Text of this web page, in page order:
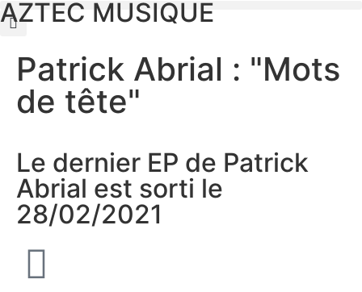
AZTEC MUSIQUE
Patrick Abrial : "Mots
de tête"
Le dernier EP de Patrick
Abrial est sorti le
28/02/2021